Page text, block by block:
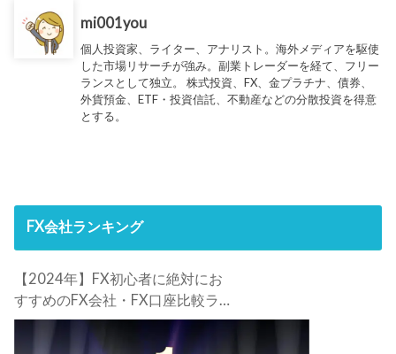
mi001you
個人投資家、ライター、アナリスト。海外メディアを駆使
した市場リサーチが強み。副業トレーダーを経て、フリー
ランスとして独立。 株式投資、FX、金プラチナ、債券、
外貨預金、ETF・投資信託、不動産などの分散投資を得意
とする。
FX会社ランキング
【2024年】FX初心者に絶対にお
すすめのFX会社・FX口座比較ラン
キング。FX初心者におすすめの理
由・注意点も合わせて解説しま